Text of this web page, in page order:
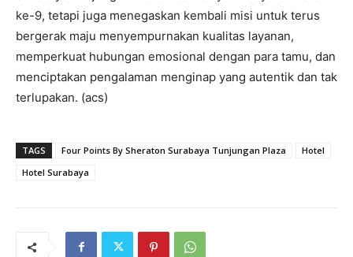
ke-9, tetapi juga menegaskan kembali misi untuk terus
bergerak maju menyempurnakan kualitas layanan,
memperkuat hubungan emosional dengan para tamu, dan
menciptakan pengalaman menginap yang autentik dan tak
terlupakan. (acs)
TAGS Four Points By Sheraton Surabaya Tunjungan Plaza
Hotel
Hotel Surabaya